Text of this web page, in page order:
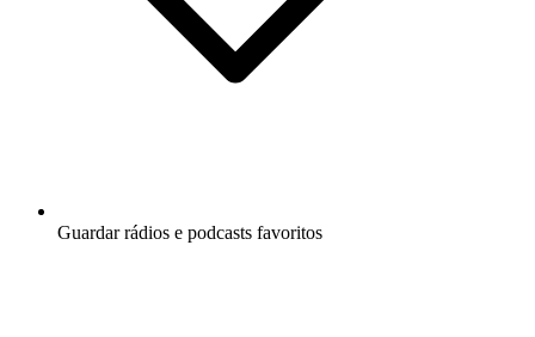
Guardar rádios e podcasts favoritos